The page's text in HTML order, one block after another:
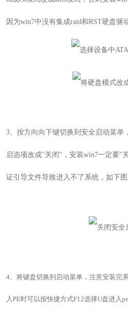
因为win7中没有集成raid和RST硬盘驱
3、按方向向下键切换到安全启动菜单
启选项改成"关闭"，安装win7一定要"
证引导文件导致进入不了系统，如下图
4、将键盘切换到启动菜单，注意安装完
入PE时可以按快捷方式F12选择U盘进入